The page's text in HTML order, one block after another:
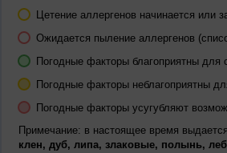
Цетение аллергенов начинается или
Ожидается пыление аллергенов
Погодные факторы благоприятны для
Погодные факторы неблагоприятны
Погодные факторы усугубляют
Примечание: в настоящее время
клен, дуб, липа, злаковые, полынь,